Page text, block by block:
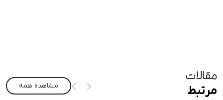
مقالات
مرتبط
مشاهده همه